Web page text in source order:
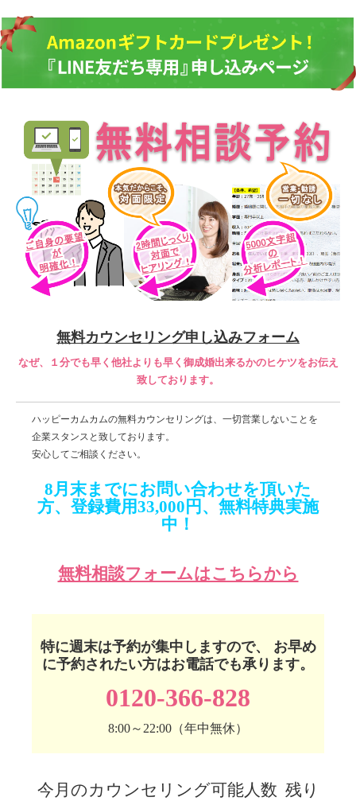
無料カウンセリング申し込みフォーム
なぜ、１分でも早く他社よりも早く御成婚出来るかのヒケツをお伝え
致しております。
ハッピーカムカムの無料カウンセリングは、一切営業しないことを
企業スタンスと致しております。
安心してご相談ください。
8月末までにお問い合わせを頂いた
方、登録費用33,000円 、 無料特典実施
中！
無料相談フォームはこちらから
特に週末は予約が集中しますので、 お早め
に予約されたい方はお電話でも承ります。
0120-366-828
8:00～22:00（年中無休）
今月のカウンセリング可能人数 残り